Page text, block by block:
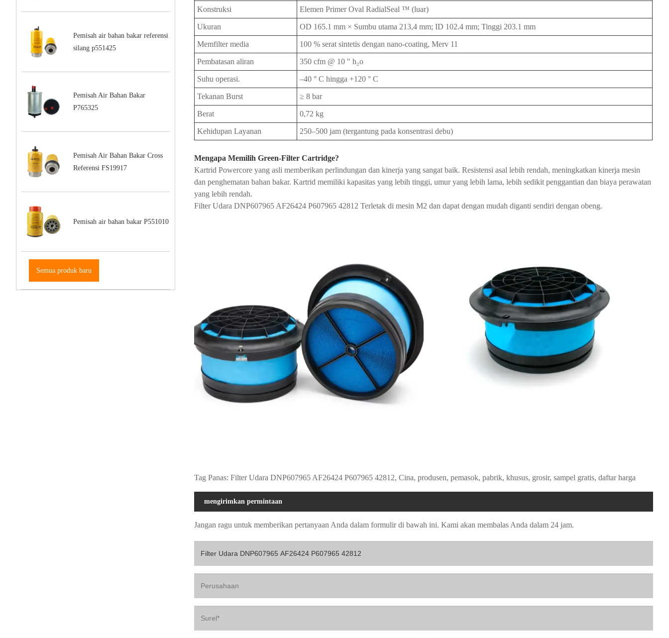
Pemisah air bahan bakar referensi
silang p551425
Pemisah Air Bahan Bakar
P765325
Pemisah Air Bahan Bakar Cross
Referensi FS19917
Pemisah air bahan bakar P551010
Semua produk baru
Konstruksi Elemen Primer Oval RadialSeal ™ (luar)
Ukuran OD 165.1 mm × Sumbu utama 213,4 mm; ID 102.4 mm; Tinggi 203.1 mm
Memfilter media 100 % serat sintetis dengan nano-coating, Merv 11
Pembatasan aliran 350 cfm @ 10 ″ h₂o
Suhu operasi. –40 ° C hingga +120 ° C
Tekanan Burst ≥ 8 bar
Berat 0,72 kg
Kehidupan Layanan 250–500 jam (tergantung pada konsentrasi debu)
Mengapa Memilih Green-Filter Cartridge?
Kartrid Powercore yang asli memberikan perlindungan dan kinerja yang sangat baik. Resistensi asal lebih rendah, meningkatkan kinerja mesin
dan penghematan bahan bakar. Kartrid memiliki kapasitas yang lebih tinggi, umur yang lebih lama, lebih sedikit penggantian dan biaya perawatan
yang lebih rendah.
Filter Udara DNP607965 AF26424 P607965 42812 Terletak di mesin M2 dan dapat dengan mudah diganti sendiri dengan obeng.
Tag Panas: Filter Udara DNP607965 AF26424 P607965 42812, Cina, produsen, pemasok, pabrik, khusus, grosir, sampel gratis, daftar harga
mengirimkan permintaan
Jangan ragu untuk memberikan pertanyaan Anda dalam formulir di bawah ini. Kami akan membalas Anda dalam 24 jam.